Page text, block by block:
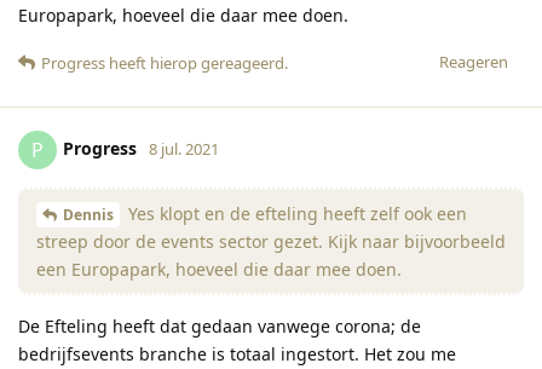
Europapark, hoeveel die daar mee doen.
Reageren
Progress heeft hierop gereageerd.
P Progress 8 jul. 2021
Dennis
Yes klopt en de efteling heeft zelf ook een
streep door de events sector gezet. Kijk naar bijvoorbeeld
een Europapark, hoeveel die daar mee doen.
De Efteling heeft dat gedaan vanwege corona; de
bedrijfsevents branche is totaal ingestort. Het zou me